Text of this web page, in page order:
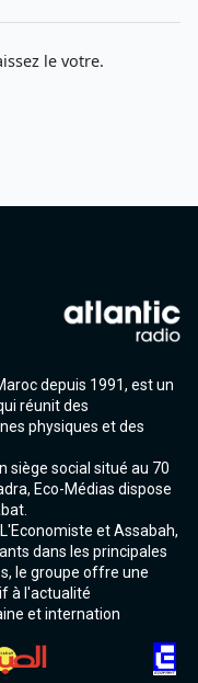
le votre.
depuis 1991, est un
réunit des
physiques et des
siège social situé au 70
Eco-Médias dispose
et Assabah,
dans les principales
le groupe offre une
à l'actualité
et internation